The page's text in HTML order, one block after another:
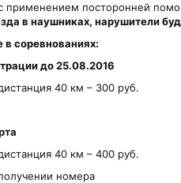
применением посторонней
в наушниках, нарушители
в соревнованиях:
до 25.08.2016
40 км – 300 руб.
40 км – 400 руб.
номера